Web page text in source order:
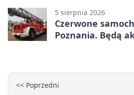
5 sierpnia 2026
Czerwone
Poznania. Będą
<< Poprzedni